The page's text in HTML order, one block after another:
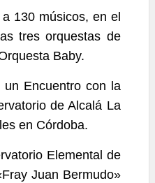
130 músicos, en el
tres orquestas de
Baby.
Encuentro con la
de Alcalá La
en Córdoba.
Elemental de
Juan Bermudo»